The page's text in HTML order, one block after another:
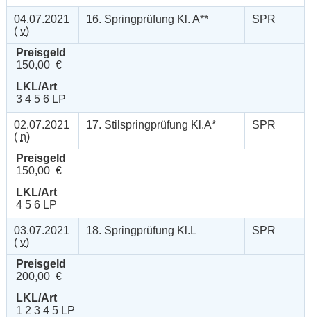
04.07.2021
( v)
16. Springprüfung Kl. A** SPR
Preisgeld
150,00 €
LKL/Art
3 4 5 6 LP
02.07.2021
( n)
17. Stilspringprüfung Kl.A* SPR
Preisgeld
150,00 €
LKL/Art
4 5 6 LP
03.07.2021
( v)
18. Springprüfung Kl.L SPR
Preisgeld
200,00 €
LKL/Art
1 2 3 4 5 LP